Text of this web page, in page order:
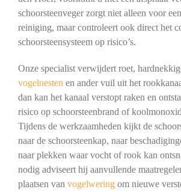
schoorsteenveger zorgt niet alleen voor
reiniging, maar controleert ook direct het
schoorsteensysteem op risico’s.
Onze specialist verwijdert roet,
vogelnesten en ander vuil uit het
dan kan het kanaal verstopt raken en
risico op schoorsteenbrand of
Tijdens de werkzaamheden kijkt de
naar de schoorsteenkap, naar
naar plekken waar vocht of rook kan
nodig adviseert hij aanvullende
plaatsen van vogelweringom nieuwe